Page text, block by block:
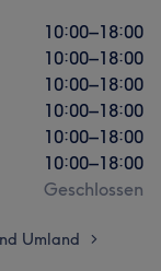
10:00–18:00
10:00–18:00
10:00–18:00
10:00–18:00
10:00–18:00
10:00–18:00
Geschlossen
Umland >